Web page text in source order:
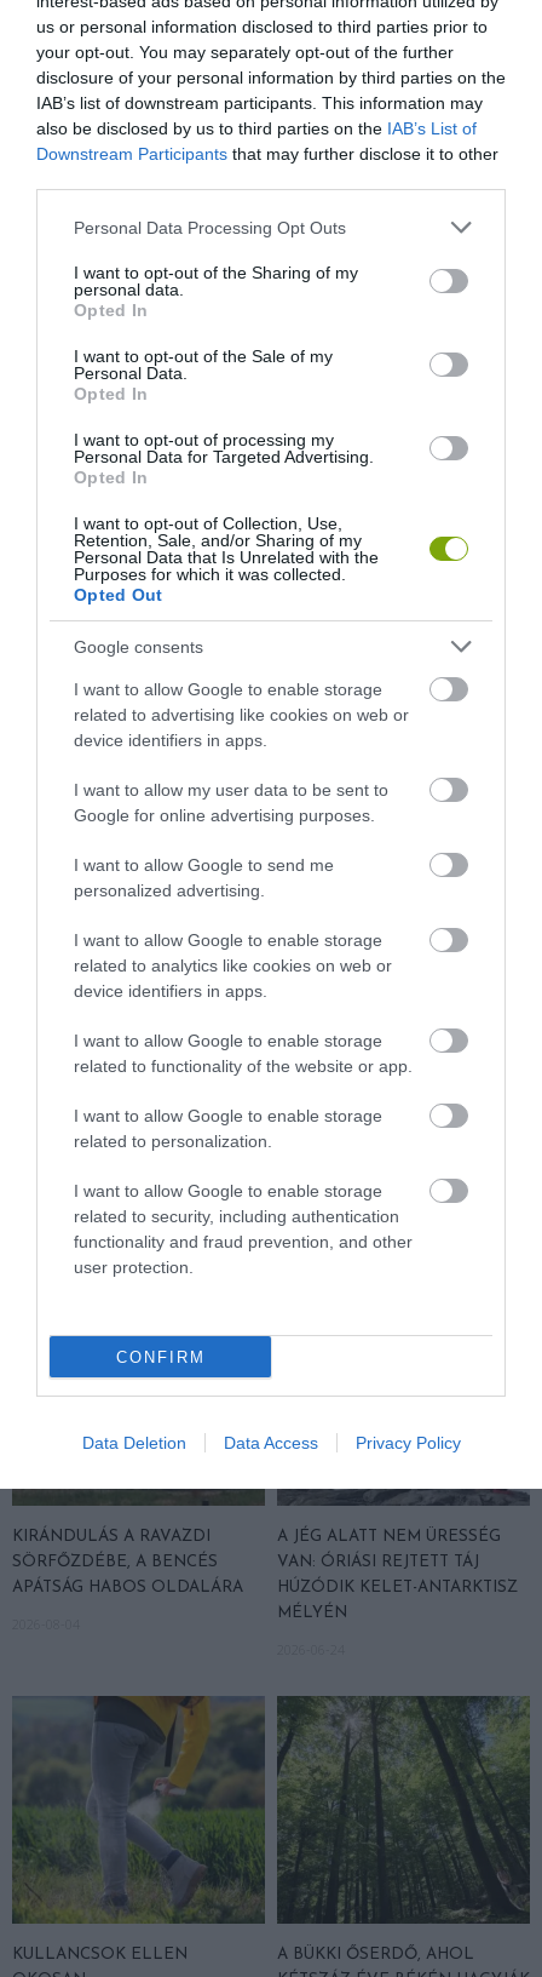
us or personal information disclosed to third parties prior to
your opt-out. You may separately opt-out of the further
disclosure of your personal information by third parties on the
IAB’s list of downstream participants. This information may
also be disclosed by us to third parties on the IAB’s List of
Downstream Participants that may further disclose it to other
Please note that this website/app uses one or more Google
not limited to your visit or usage behaviour. You may click to
grant or deny consent to Google and its third-party tags to
use your data for below specified purposes in below Google
consent section.
Personal Data Processing Opt Outs
I want to opt-out of the Sharing of my
personal data.
Opted In
I want to opt-out of the Sale of my
Personal Data.
Opted In
I want to opt-out of processing my
Personal Data for Targeted Advertising.
Opted In
I want to opt-out of Collection, Use,
Retention, Sale, and/or Sharing of my
Personal Data that Is Unrelated with the
Purposes for which it was collected.
Opted Out
Google consents
I want to allow Google to enable storage
related to advertising like cookies on web or
device identifiers in apps.
I want to allow my user data to be sent to
Google for online advertising purposes.
I want to allow Google to send me
personalized advertising.
I want to allow Google to enable storage
related to analytics like cookies on web or
device identifiers in apps.
I want to allow Google to enable storage
related to functionality of the website or app.
I want to allow Google to enable storage
related to personalization.
I want to allow Google to enable storage
related to security, including authentication
functionality and fraud prevention, and other
user protection.
CONFIRM
Data Deletion Data Access Privacy Policy
ELŐZŐ CIKK
RAJONG A RAJZFILMEKÉRT A VILÁG LEGALACSONYABB
FÉRFIJA
KÖVETKEZŐ CIKK
ÉPÍTÉSŰ HÁZAKRA
HASONLÓ ÉRDEKESSÉGEK
KIRÁNDULÁS A
PANNONHALMI
ARBORÉTUMBA
2026-08-04
KIRÁNDULÁS PANNONHALMA
KÖRNYÉKÉN: TERMÉSZET,
2026-08-04
KIRÁNDULÁS A
PANNONHALMI
ILLATMÚZEUMBA
KIRÁNDULÁS A
KIRÁNDULÁS A RAVAZDI
SÖRFŐZDÉBE, A BENCÉS
APÁTSÁG HABOS OLDALÁRA
A JÉG ALATT NEM ÜRESSÉG
VAN: ÓRIÁSI REJTETT TÁJ
HÚZÓDIK KELET-ANTARKTISZ
MÉLYÉN
KULLANCSOK ELLEN
A BÜKKI ŐSERDŐ, AHOL